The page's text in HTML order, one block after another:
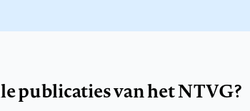
publicaties van het NTVG?